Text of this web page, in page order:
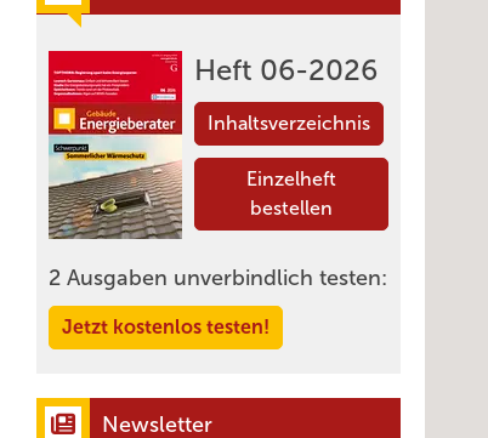
Heft 06-2026
Inhaltsverzeichnis
Einzelheft
bestellen
2 Ausgaben unverbindlich testen:
Jetzt kostenlos testen!
Newsletter